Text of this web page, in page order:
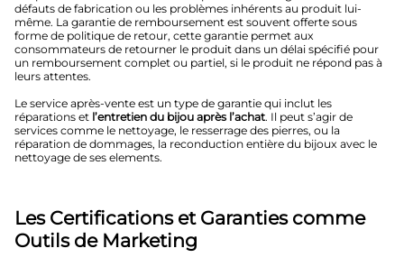
défauts de fabrication ou les problèmes inhérents au produit lui-
même. La garantie de remboursement est souvent offerte sous
forme de politique de retour, cette garantie permet aux
consommateurs de retourner le produit dans un délai spécifié pour
un remboursement complet ou partiel, si le produit ne répond pas à
leurs attentes.
Le service après-vente est un type de garantie qui inclut les
réparations et l’entretien du bijou après l’achat. Il peut s’agir de
services comme le nettoyage, le resserrage des pierres, ou la
réparation de dommages, la reconduction entière du bijoux avec le
nettoyage de ses elements.
Les Certifications et Garanties comme
Outils de Marketing